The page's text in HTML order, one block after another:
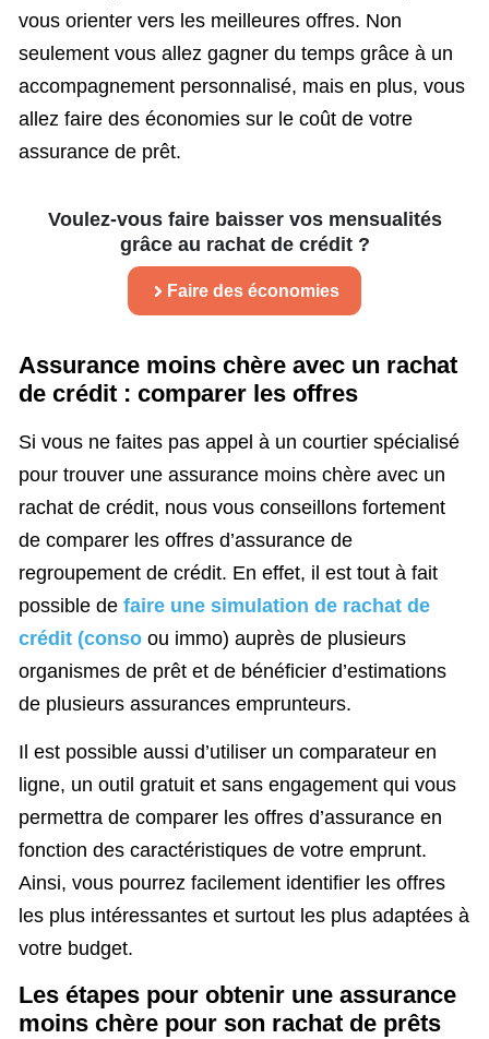
vous orienter vers les meilleures offres. Non
seulement vous allez gagner du temps grâce à un
accompagnement personnalisé, mais en plus, vous
allez faire des économies sur le coût de votre
assurance de prêt.
Voulez-vous faire baisser vos mensualités
grâce au rachat de crédit ?
Faire des économies
Assurance moins chère avec un rachat
de crédit : comparer les offres
Si vous ne faites pas appel à un courtier spécialisé
pour trouver une assurance moins chère avec un
rachat de crédit, nous vous conseillons fortement
de comparer les offres d’assurance de
regroupement de crédit. En effet, il est tout à fait
possible de faire une simulation de rachat de
crédit (conso ou immo) auprès de plusieurs
organismes de prêt et de bénéficier d’estimations
de plusieurs assurances emprunteurs.
Il est possible aussi d’utiliser un comparateur en
ligne, un outil gratuit et sans engagement qui vous
permettra de comparer les offres d’assurance en
fonction des caractéristiques de votre emprunt.
Ainsi, vous pourrez facilement identifier les offres
les plus intéressantes et surtout les plus adaptées à
votre budget.
Les étapes pour obtenir une assurance
moins chère pour son rachat de prêts